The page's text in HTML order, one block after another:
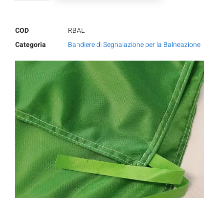
COD
RBAL
Categoria
Bandiere di Segnalazione per la Balneazione